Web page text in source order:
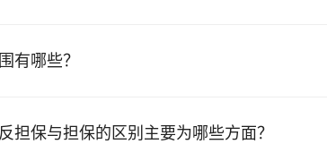
有哪些？
担保与担保的区别主要为哪些方面？